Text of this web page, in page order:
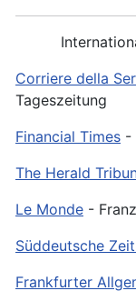
Corriere della
Tageszeitung
Financial Times -
The Herald
Le Monde -
Süddeutsche
Frankfurter